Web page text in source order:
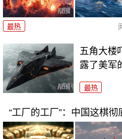
最热
五角大楼
露了美军
最热
“工厂的工厂”：中国这棋